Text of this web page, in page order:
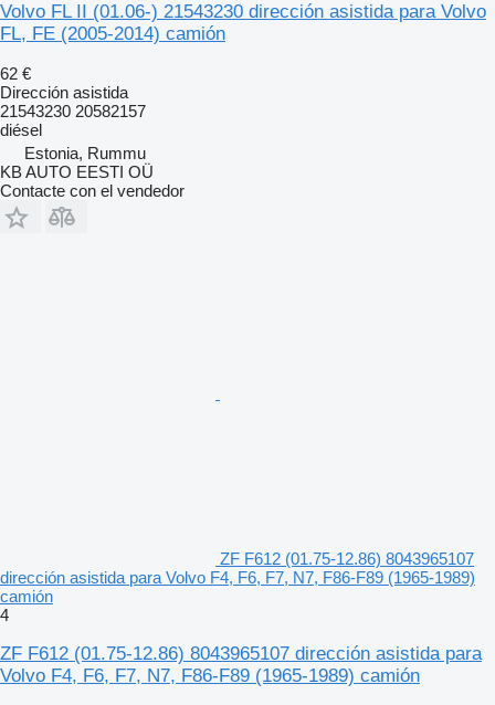
Volvo FL II (01.06-) 21543230 dirección asistida para Volvo
FL, FE (2005-2014) camión
62 €
Dirección asistida
21543230 20582157
diésel
Estonia, Rummu
KB AUTO EESTI OÜ
Contacte con el vendedor
ZF F612 (01.75-12.86) 8043965107
dirección asistida para Volvo F4, F6, F7, N7, F86-F89 (1965-1989)
camión
4
ZF F612 (01.75-12.86) 8043965107 dirección asistida para
Volvo F4, F6, F7, N7, F86-F89 (1965-1989) camión